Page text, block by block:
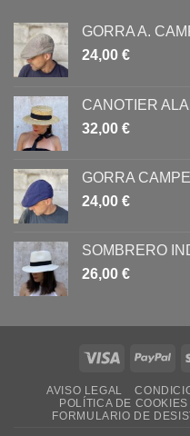
GORRA A.
24,00 €
CANOTIER
32,00 €
GORRA
24,00 €
SOMBRERO
26,00 €
Visa
AVISO LEGAL
POLÍTICA DE COOKIES
FORMULARIO DE